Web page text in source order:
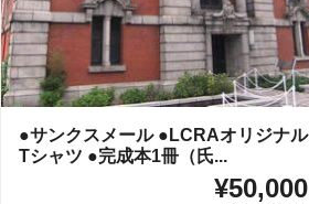
●サンクスメール ●LCRAオリジナル
Tシャツ ●完成本1冊（氏...
¥50,000